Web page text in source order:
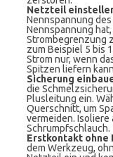
Netzteil
Nennspannung
Nennspannung
Strombegrenzung
zum Beispiel 5 bis
Strom nur, wenn
Spitzen liefern
Sicherung
die
Plusleitung ein.
Querschnitt, um
vermeiden.
Schrumpfschlauch.
Erstkontakt ohne
dem Werkzeug,